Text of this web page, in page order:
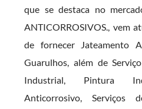
que se destaca no
ANTICORROSIVOS., vem
de fornecer Jateamento
Guarulhos, além de
Industrial, Pintura
Anticorrosivo, Serviços